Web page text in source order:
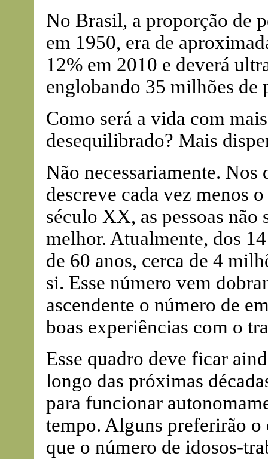
No Brasil, a proporção de
em 1950, era de
12% em 2010 e deverá
englobando 35 milhões de
Como será a vida com
desequilibrado? Mais
Não necessariamente.
descreve cada vez menos
século XX, as pessoas
melhor. Atualmente, dos
de 60 anos, cerca de 4
si. Esse número vem
ascendente o número de
boas experiências com o
Esse quadro deve ficar
longo das próximas
para funcionar
tempo. Alguns preferirão
que o número de idosos-